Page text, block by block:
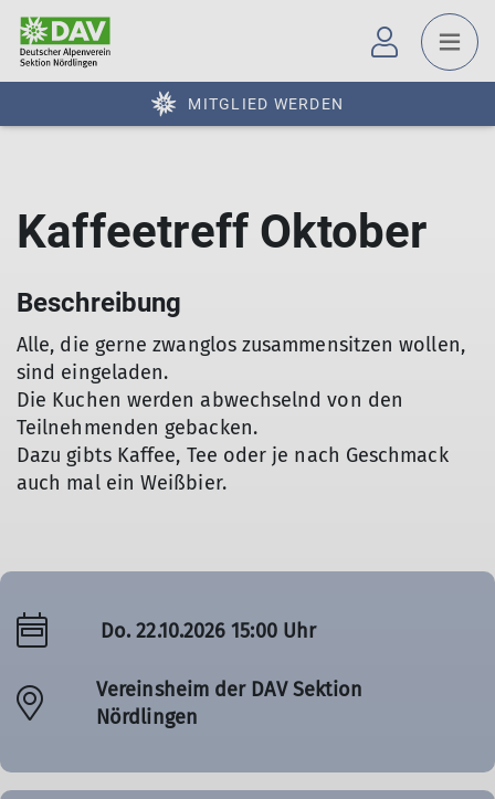
MITGLIED WERDEN
Kaffeetreff Oktober
Beschreibung
Alle, die gerne zwanglos zusammensitzen wollen,
sind eingeladen.
Die Kuchen werden abwechselnd von den
Teilnehmenden gebacken.
Dazu gibts Kaffee, Tee oder je nach Geschmack
auch mal ein Weißbier.
Do. 22.10.2026 15:00 Uhr
Vereinsheim der DAV Sektion
Nördlingen